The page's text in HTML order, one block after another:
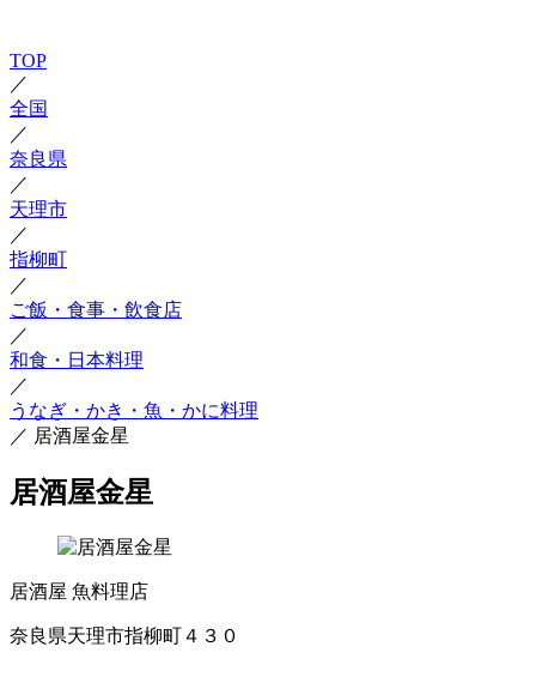
TOP
／
全国
／
奈良県
／
天理市
／
指柳町
／
ご飯・食事・飲食店
／
和食・日本料理
／
うなぎ・かき・魚・かに料理
／ 居酒屋金星
居酒屋金星
居酒屋 魚料理店
奈良県天理市指柳町４３０